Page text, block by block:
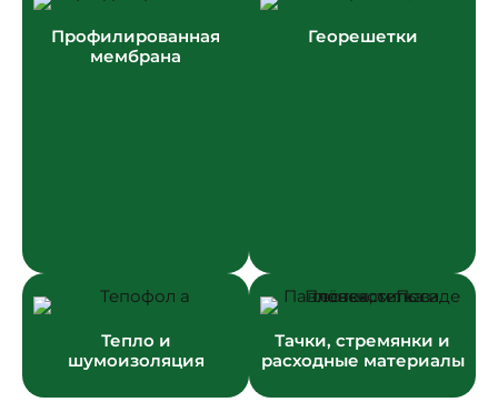
Профилированная
мембрана
Георешетки
Тепло и
шумоизоляция
Тачки, стремянки и
расходные материалы